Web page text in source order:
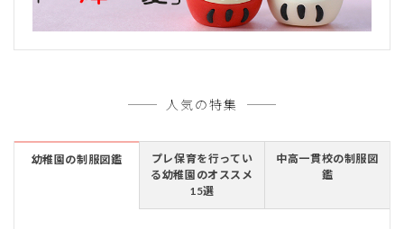
人気の特集
幼稚園の制服図鑑
プレ保育を行ってい
る幼稚園のオススメ
15選
中高一貫校の制服図
鑑